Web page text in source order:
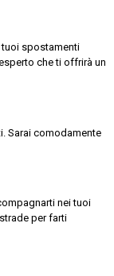
tuoi spostamenti
che ti offrirà un
Sarai comodamente
nei tuoi
per farti